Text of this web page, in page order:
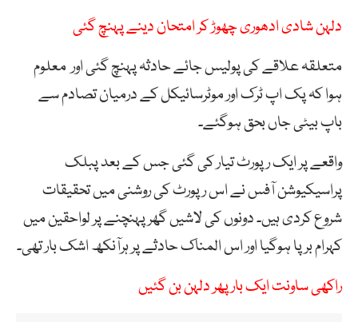
دلہن شادی ادھوری چھوڑ کر امتحان دینے پہنچ گئی
متعلقہ علاقے کی پولیس جائے حادثہ پہنچ گئی اور معلوم
ہوا کہ پک اپ ٹرک اور موٹرسائیکل کے درمیان تصادم سے
باپ بیٹی جاں بحق ہوگئے۔
واقعے پر ایک رپورٹ تیار کی گئی جس کے بعد پبلک
پراسیکیوشن آفس نے اس رپورٹ کی روشنی میں تحقیقات
شروع کردی ہیں۔ دونوں کی لاشیں گھرپہنچنے پر لواحقین میں
کہرام برپا ہوگیا اور اس المناک حادثے پر ہرآنکھ اشک بار تھی۔
راکھی ساونت ایک بار پھر دلہن بن گئیں